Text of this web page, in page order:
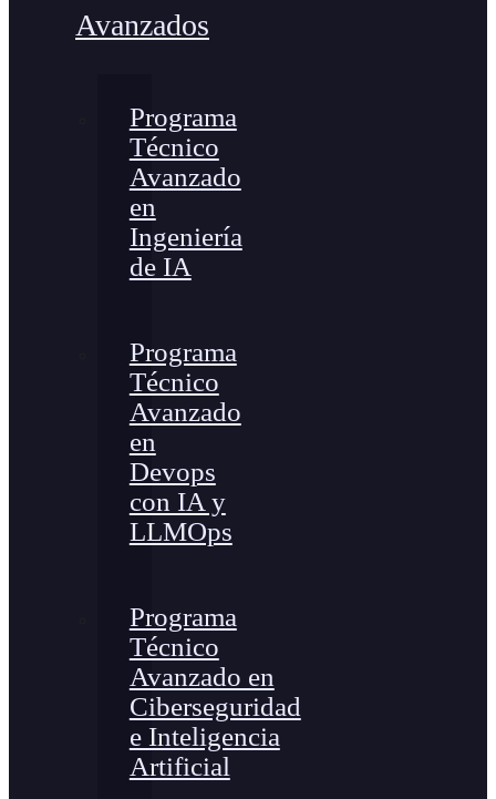
Avanzados
Programa
Técnico
Avanzado
en
Ingeniería
de IA
Programa
Técnico
Avanzado
en
Devops
con IA y
LLMOps
Programa
Técnico
Avanzado en
Ciberseguridad
e Inteligencia
Artificial